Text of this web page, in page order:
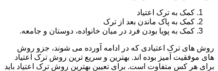
کمک به ترک اعتیاد
کمک به پاک ماندن بعد از ترک
کمک به پویا بودن فرد در میان خانواده، دوستان و جامعه.
روش های ترک اعتیادی که در ادامه آورده می شوند، جزو روش
های موفقیت آمیز بوده اند. بهترین و سریع ترین روش ترک اعتیاد
برای هر کس متفاوت است. برای تعیین بهترین روش ترک اعتیاد باید